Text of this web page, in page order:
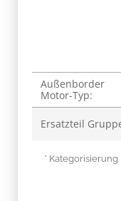
Wert
Außenborder
Motor-Typ:
Ersatzteil
*